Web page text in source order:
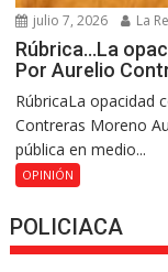
julio 7, 2026 La
Rúbrica…La
Por Aurelio
RúbricaLa opacidad
Contreras Moreno
pública en medio...
OPINIÓN
POLICIACA